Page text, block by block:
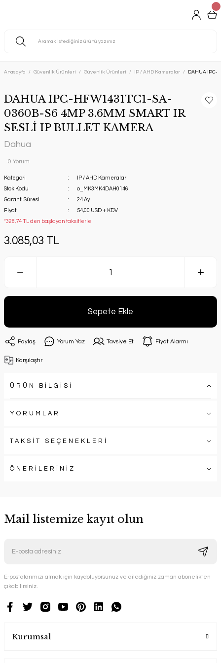
Anasayfa Güvenlik Ürünleri Güvenlik Ürünleri IP / AHD Kameralar DAHUA IPC-
DAHUA IPC-HFW1431TC1-SA-
0360B-S6 4MP 3.6MM SMART IR
SESLİ IP BULLET KAMERA
Dahua
0 Yorum
Kategori
IP / AHD Kameralar
Stok Kodu
o_MK3MK4DAH0146
Garanti Süresi
24 Ay
Fiyat
54,00 USD + KDV
*328,74 TL den başlayan taksitlerle!
3.085,03 TL
Sepete Ekle
Paylaş Yorum Yaz Tavsiye Et Fiyat Alarmı
Karşılaştır
ÜRÜN BİLGİSİ
YORUMLAR
TAKSİT SEÇENEKLERİ
ÖNERİLERİNİZ
Mail listemize kayıt olun
E-postalarımızı almak için kaydoluyorsunuz ve dilediğiniz zaman abonelikten
çıkabilirsiniz.
Kurumsal